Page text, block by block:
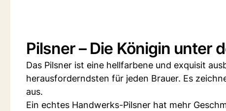
Pilsner – Die Königin unter
Das Pilsner ist eine hellfarbene und exquisit
herausforderndsten für jeden Brauer. Es
aus.
Ein echtes Handwerks-Pilsner hat mehr